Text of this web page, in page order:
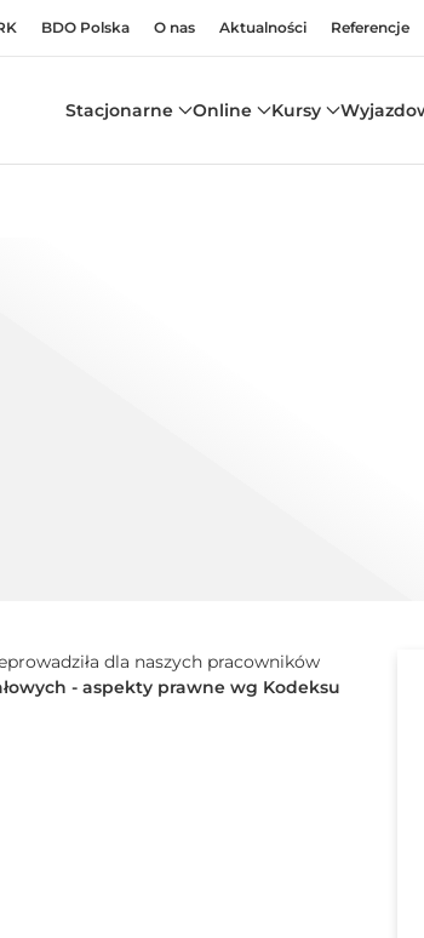
BDO Polska O nas Aktualności Referencje
Stacjonarne Online Kursy
dla naszych pracowników
- aspekty prawne wg Kodeksu